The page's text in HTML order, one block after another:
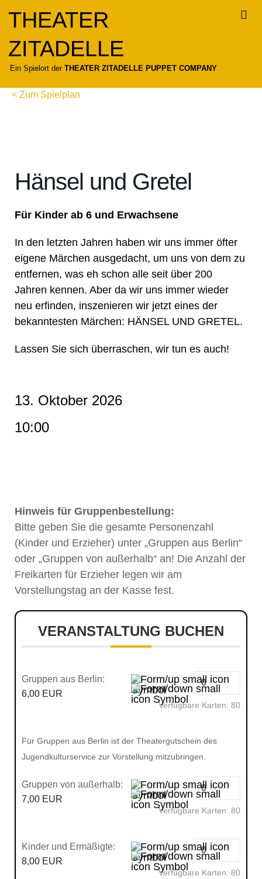
springen
THEATER
ZITADELLE
Ein Spielort derTHEATER ZITADELLE PUPPET COMPANY
< Zum Spielplan
Hänsel und Gretel
Für Kinder ab 6 und Erwachsene
In den letzten Jahren haben wir uns immer öfter
eigene Märchen ausgedacht, um uns von dem zu
entfernen, was eh schon alle seit über 200
Jahren kennen. Aber da wir uns immer wieder
neu erfinden, inszenieren wir jetzt eines der
bekanntesten Märchen: HÄNSEL UND GRETEL.
Lassen Sie sich überraschen, wir tun es auch!
13. Oktober 2026
10:00
Hinweis für Gruppenbestellung:
Bitte geben Sie die gesamte Personenzahl
(Kinder und Erzieher) unter „Gruppen aus Berlin“
oder „Gruppen von außerhalb“ an! Die Anzahl der
Freikarten für Erzieher legen wir am
Vorstellungstag an der Kasse fest.
VERANSTALTUNG BUCHEN
Gruppen aus Berlin:
6,00 EUR
Verfügbare Karten: 80
Für Gruppen aus Berlin ist der Theatergutschein des
Jugendkulturservice zur Vorstellung mitzubringen.
Gruppen von außerhalb:
7,00 EUR
Verfügbare Karten: 80
Kinder und Ermäßigte:
8,00 EUR
Verfügbare Karten: 80